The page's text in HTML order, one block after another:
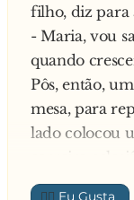
filho, diz para
- Maria, vou
quando
Pôs, então,
mesa, para
lado colocou
carreira
uísque, para
👍🏼